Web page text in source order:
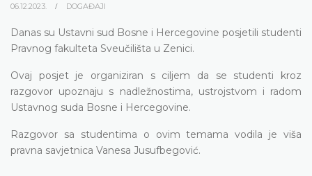
06.12.2023. DOGAĐAJI
Danas su Ustavni sud Bosne i Hercegovine posjetili studenti
Pravnog fakulteta Sveučilišta u Zenici.
Ovaj posjet je organiziran s ciljem da se studenti kroz
razgovor upoznaju s nadležnostima, ustrojstvom i radom
Ustavnog suda Bosne i Hercegovine.
Razgovor sa studentima o ovim temama vodila je viša
pravna savjetnica Vanesa Jusufbegović.